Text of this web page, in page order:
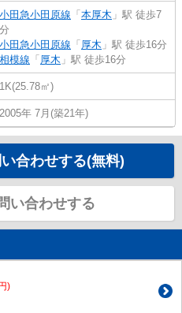
小田急小田原線 「 本厚木 」駅 徒歩7
分
小田急小田原線 「 厚木 」駅 徒歩16分
相模線 「 厚木 」駅 徒歩16分
1K(25.78㎡)
2005年 7月(築21年)
合わせする(無料)
い合わせする
)